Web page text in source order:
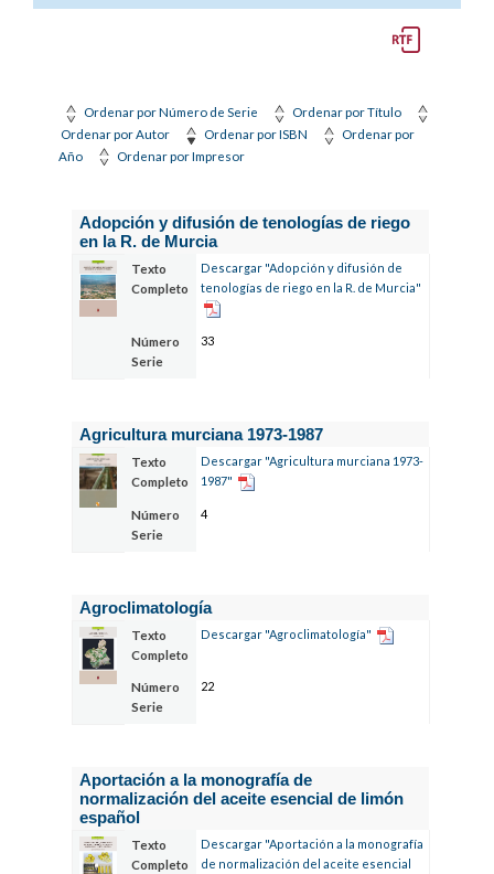
Ordenar por Número de Serie
Ordenar por Título
Ordenar por Autor
Ordenar por ISBN
Ordenar por
Año
Ordenar por Impresor
Adopción y difusión de tenologías de riego
en la R. de Murcia
Texto
Completo
Descargar "Adopción y difusión de
tenologías de riego en la R. de Murcia"
Número
Serie
33
Agricultura murciana 1973-1987
Texto
Completo
Descargar "Agricultura murciana 1973-
1987"
Número
Serie
4
Agroclimatología
Texto
Completo
Descargar "Agroclimatología"
Número
Serie
22
Aportación a la monografía de
normalización del aceite esencial de limón
español
Texto
Completo
Descargar "Aportación a la monografía
de normalización del aceite esencial